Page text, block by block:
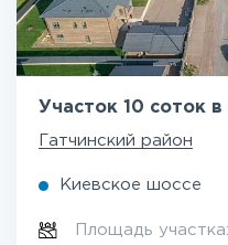
Участок 10 соток
Гатчинский район
Киевское шоссе
Площадь участка: